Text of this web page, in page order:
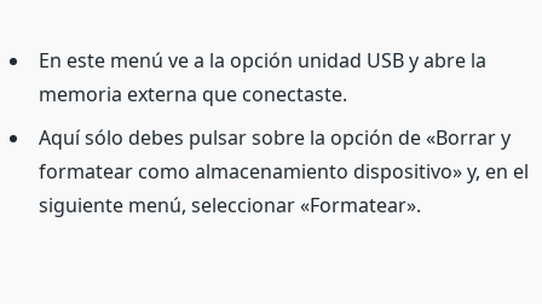
En este menú ve a la opción unidad USB y abre la
memoria externa que conectaste.
Aquí sólo debes pulsar sobre la opción de «Borrar y
formatear como almacenamiento dispositivo» y, en el
siguiente menú, seleccionar «Formatear».